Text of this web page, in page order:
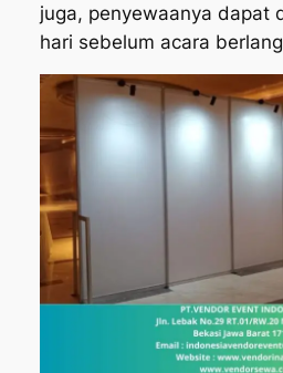
juga, penyewaanya dapat
hari sebelum acara